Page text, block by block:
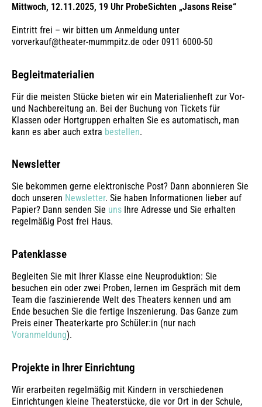
Mittwoch, 12.11.2025, 19 Uhr ProbeSichten „Jasons Reise“
Eintritt frei – wir bitten um Anmeldung unter
vorverkauf@theater-mummpitz.de oder 0911 6000-50
Begleitmaterialien
Für die meisten Stücke bieten wir ein Materialienheft zur Vor-
und Nachbereitung an. Bei der Buchung von Tickets für
Klassen oder Hortgruppen erhalten Sie es automatisch, man
kann es aber auch extra bestellen.
Newsletter
Sie bekommen gerne elektronische Post? Dann abonnieren Sie
doch unseren Newsletter. Sie haben Informationen lieber auf
Papier? Dann senden Sie uns Ihre Adresse und Sie erhalten
regelmäßig Post frei Haus.
Patenklasse
Begleiten Sie mit Ihrer Klasse eine Neuproduktion: Sie
besuchen ein oder zwei Proben, lernen im Gespräch mit dem
Team die faszinierende Welt des Theaters kennen und am
Ende besuchen Sie die fertige Inszenierung. Das Ganze zum
Preis einer Theaterkarte pro Schüler:in (nur nach
Voranmeldung).
Projekte in Ihrer Einrichtung
Wir erarbeiten regelmäßig mit Kindern in verschiedenen
Einrichtungen kleine Theaterstücke, die vor Ort in der Schule,